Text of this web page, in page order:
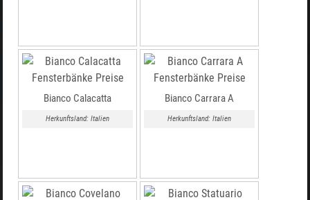
Bianco Calacatta
Herkunftsland: Italien
Bianco Carrara A
Herkunftsland: Italien